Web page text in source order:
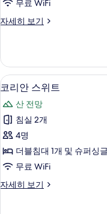
기
히
보
리
트
-
설
악
산
전
망
사
진
모
무료 WiFi
자세히 보기
프
패
밀
리
윈
악
산
전
망
자
코
안
스
위
트
사
진
5
코리안 스위트
산 전망
침실 2개
4명
더블침대 1개 및 슈퍼싱
무료 WiFi
자세히 보기
코